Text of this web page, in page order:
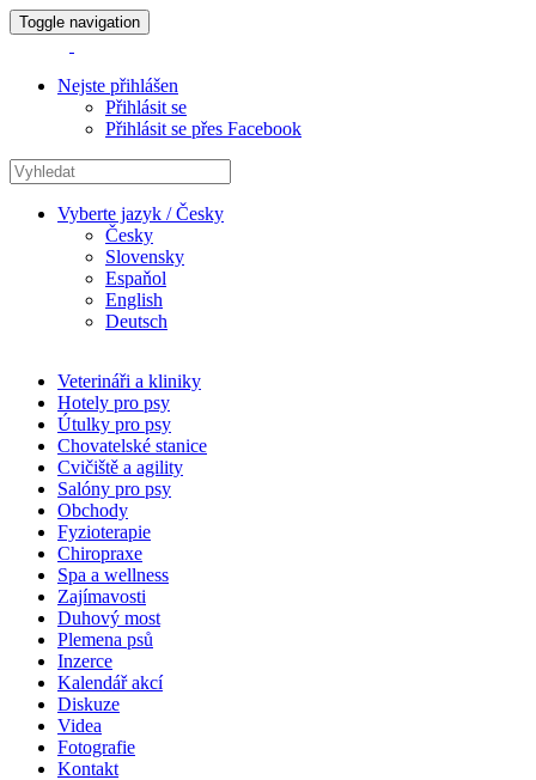
Toggle navigation
Nejste přihlášen
Přihlásit se
Přihlásit se přes Facebook
Vyberte jazyk / Česky
Česky
Slovensky
Espaňol
English
Deutsch
Veterináři a kliniky
Hotely pro psy
Útulky pro psy
Chovatelské stanice
Cvičiště a agility
Salóny pro psy
Obchody
Fyzioterapie
Chiropraxe
Spa a wellness
Zajímavosti
Duhový most
Plemena psů
Inzerce
Kalendář akcí
Diskuze
Videa
Fotografie
Kontakt